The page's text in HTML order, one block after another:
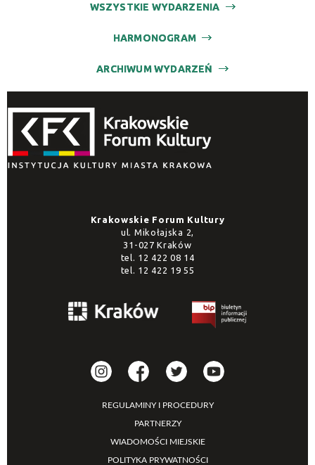
WSZYSTKIE WYDARZENIA
HARMONOGRAM
ARCHIWUM WYDARZEŃ
Krakowskie Forum Kultury
ul. Mikołajska 2,
31-027 Kraków
tel. 12 422 08 14
tel. 12 422 19 55
REGULAMINY I PROCEDURY
PARTNERZY
WIADOMOŚCI MIEJSKIE
POLITYKA PRYWATNOŚCI